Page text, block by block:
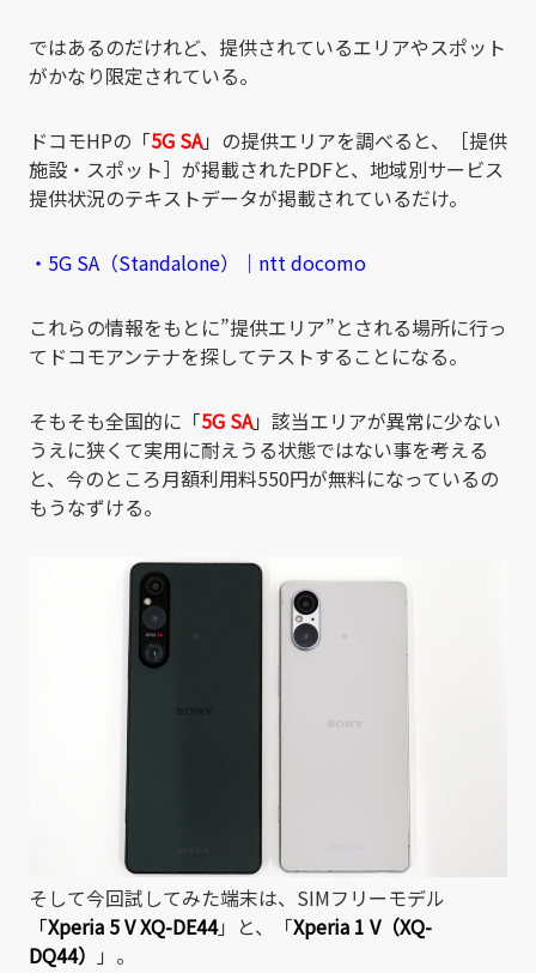
ではあるのだけれど、提供されているエリアやスポット
がかなり限定されている。
ドコモHPの「5G SA」の提供エリアを調べると、［提供
施設・スポット］が掲載されたPDFと、地域別サービス
提供状況のテキストデータが掲載されているだけ。
・5G SA（Standalone）｜ntt docomo
これらの情報をもとに”提供エリア”とされる場所に行っ
てドコモアンテナを探してテストすることになる。
そもそも全国的に「5G SA」該当エリアが異常に少ない
うえに狭くて実用に耐えうる状態ではない事を考える
と、今のところ月額利用料550円が無料になっているの
もうなずける。
そして今回試してみた端末は、SIMフリーモデル
「Xperia 5 V XQ-DE44」と、「Xperia 1 V（XQ-
DQ44） 」。